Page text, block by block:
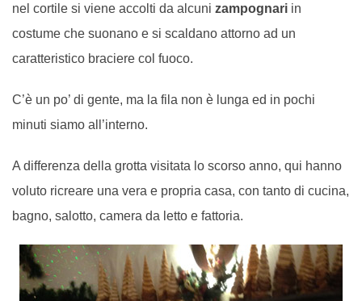
nel cortile si viene accolti da alcuni zampognari in
costume che suonano e si scaldano attorno ad un
caratteristico braciere col fuoco.
C’è un po’ di gente, ma la fila non è lunga ed in pochi
minuti siamo all’interno.
A differenza della grotta visitata lo scorso anno, qui hanno
voluto ricreare una vera e propria casa, con tanto di cucina,
bagno, salotto, camera da letto e fattoria.